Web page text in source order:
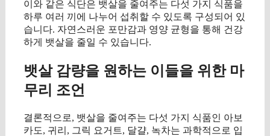
이와 같은 식단은 뱃살을 줄여주는 다섯 가지 식품을
하루 여러 끼에 나누어 섭취할 수 있도록 구성되어 있
습니다. 자연스러운 포만감과 영양 균형을 통해 건강
하게 뱃살을 줄일 수 있습니다.
뱃살 감량을 원하는 이들을 위한 마
무리 조언
결론적으로, 뱃살을 줄여주는 다섯 가지 식품인 아보
카도, 귀리, 그릭 요거트, 달걀, 녹차는 과학적으로 입